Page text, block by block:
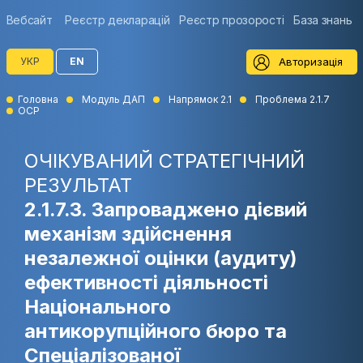
Вебсайт Реєстр декларацій Реєстр прозорості База знань
УКР EN Авторизація
Головна Модуль ДАП Напрямок 2.1
Проблема 2.1.7
ОСР
ОЧІКУВАНИЙ СТРАТЕГІЧНИЙ
РЕЗУЛЬТАТ
2.1.7.3. Запроваджено дієвий
механізм здійснення
незалежної оцінки (аудиту)
ефективності діяльності
Національного
антикорупційного бюро та
Спеціалізованої